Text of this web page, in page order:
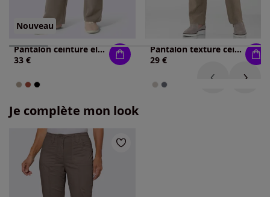
Nouveau
Pantalon ceinture élastique confortable
33 €
Pantalon texturé ceinture élastique à nouer poches latérales avec boutons
29 €
Je complète mon look